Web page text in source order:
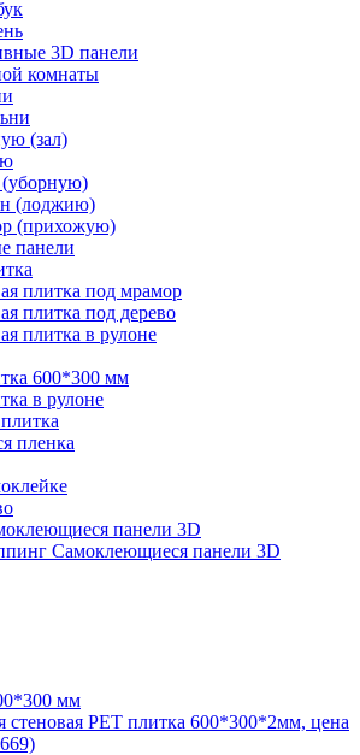
3D панели
комнаты
(зал)
(уборную)
(лоджию)
(прихожую)
панели
плитка под мрамор
плитка под дерево
плитка в рулоне
600*300 мм
в рулоне
пленка
панели 3D
Самоклеющиеся панели 3D
мм
стеновая PET плитка 600*300*2мм, цена